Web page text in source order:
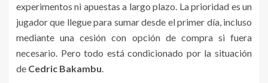
experimentos ni apuestas a largo plazo. La prioridad es un
jugador que llegue para sumar desde el primer día, incluso
mediante una cesión con opción de compra si fuera
necesario. Pero todo está condicionado por la situación
de Cedric Bakambu.